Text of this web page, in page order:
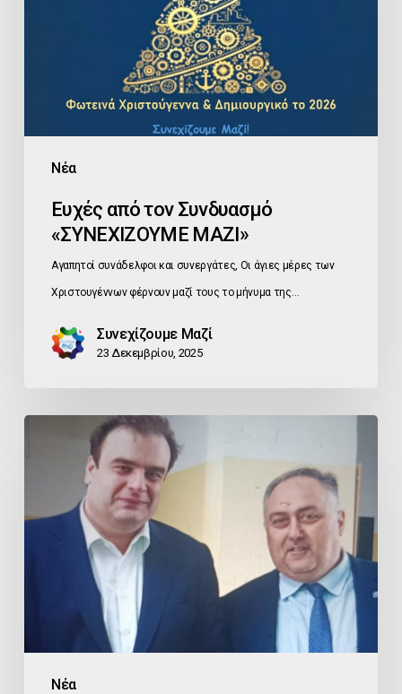
Νέα
Ευχές από τον Συνδυασμό
«ΣΥΝΕΧΙΖΟΥΜΕ ΜΑΖΙ»
Αγαπητοί συνάδελφοι και συνεργάτες, Οι άγιες μέρες των
Χριστουγέννων φέρνουν μαζί τους το μήνυμα της…
Συνεχίζουμε Μαζί
23 Δεκεμβρίου, 2025
Νέα
Πιερρακάκη
Προεδρία
Σημαντική